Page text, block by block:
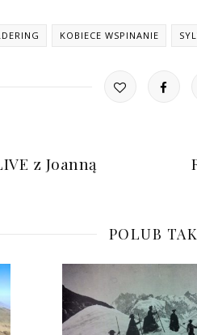
KOBIECE WSPINANIE
z Joanną
POLUB